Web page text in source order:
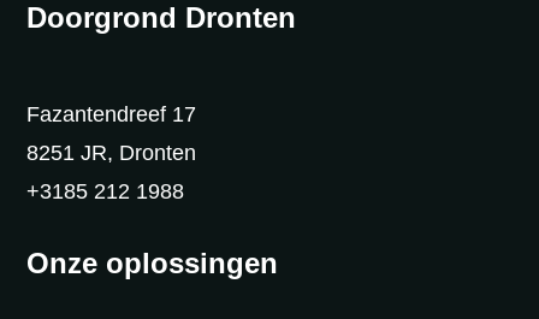
Doorgrond Dronten
Fazantendreef 17
8251 JR, Dronten
+3185 212 1988
Onze oplossingen